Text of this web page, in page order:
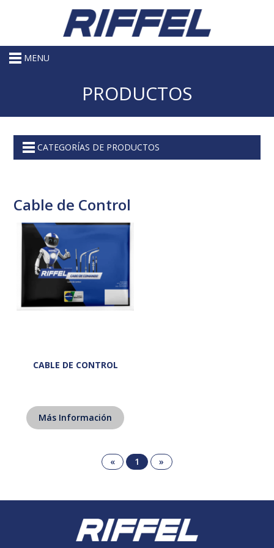
MENU
PRODUCTOS
CATEGORÍAS DE PRODUCTOS
Cable de Control
CABLE DE CONTROL
Más Información
« 1 »